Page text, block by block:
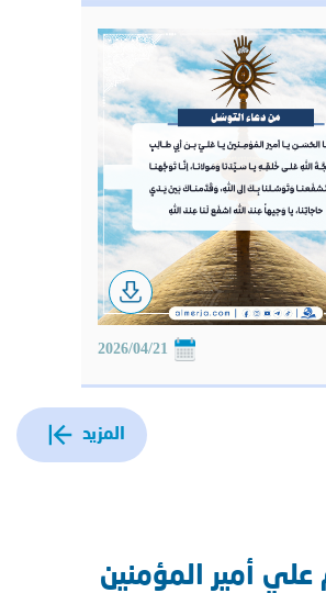
2026/04/21
المزيد
علي أمير المؤمنين